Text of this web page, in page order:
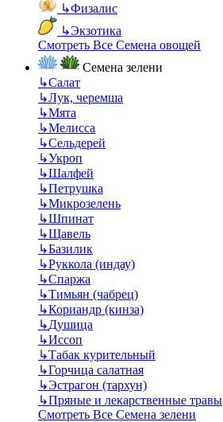
↳Физалис
↳Экзотика
Смотреть Все Семена овощей
Семена зелени
↳Салат
↳Лук, черемша
↳Мята
↳Мелисса
↳Сельдерей
↳Укроп
↳Шалфей
↳Петрушка
↳Микрозелень
↳Шпинат
↳Щавель
↳Базилик
↳Руккола (индау)
↳Спаржа
↳Тимьян (чабрец)
↳Кориандр (кинза)
↳Душица
↳Иссоп
↳Табак курительный
↳Горчица салатная
↳Эстрагон (тархун)
↳Пряные и лекарственные травы
Смотреть Все Семена зелени